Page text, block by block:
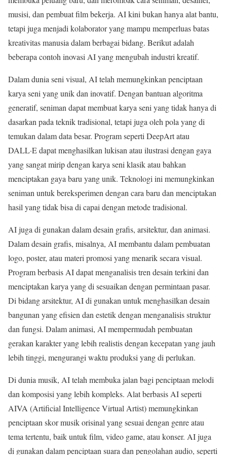
musisi, dan pembuat film bekerja. AI kini bukan hanya alat bantu,
tetapi juga menjadi kolaborator yang mampu memperluas batas
kreativitas manusia dalam berbagai bidang. Berikut adalah
beberapa contoh inovasi AI yang mengubah industri kreatif.
Dalam dunia seni visual, AI telah memungkinkan penciptaan
karya seni yang unik dan inovatif. Dengan bantuan algoritma
generatif, seniman dapat membuat karya seni yang tidak hanya di
dasarkan pada teknik tradisional, tetapi juga oleh pola yang di
temukan dalam data besar. Program seperti DeepArt atau
DALL·E dapat menghasilkan lukisan atau ilustrasi dengan gaya
yang sangat mirip dengan karya seni klasik atau bahkan
menciptakan gaya baru yang unik. Teknologi ini memungkinkan
seniman untuk bereksperimen dengan cara baru dan menciptakan
hasil yang tidak bisa di capai dengan metode tradisional.
AI juga di gunakan dalam desain grafis, arsitektur, dan animasi.
Dalam desain grafis, misalnya, AI membantu dalam pembuatan
logo, poster, atau materi promosi yang menarik secara visual.
Program berbasis AI dapat menganalisis tren desain terkini dan
menciptakan karya yang di sesuaikan dengan permintaan pasar.
Di bidang arsitektur, AI di gunakan untuk menghasilkan desain
bangunan yang efisien dan estetik dengan menganalisis struktur
dan fungsi. Dalam animasi, AI mempermudah pembuatan
gerakan karakter yang lebih realistis dengan kecepatan yang jauh
lebih tinggi, mengurangi waktu produksi yang di perlukan.
Di dunia musik, AI telah membuka jalan bagi penciptaan melodi
dan komposisi yang lebih kompleks. Alat berbasis AI seperti
AIVA (Artificial Intelligence Virtual Artist) memungkinkan
penciptaan skor musik orisinal yang sesuai dengan genre atau
tema tertentu, baik untuk film, video game, atau konser. AI juga
di gunakan dalam penciptaan suara dan pengolahan audio, seperti